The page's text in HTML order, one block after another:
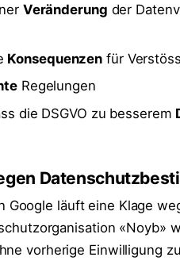
Veränderung der
Konsequenzen für
Regelungen
die DSGVO zu besserem
Google läuft eine Klage
«Noyb»
vorherige Einwilligung